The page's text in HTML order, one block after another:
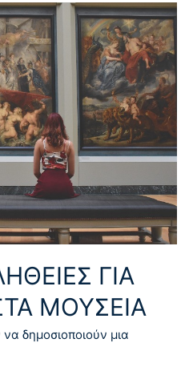
ΓΙΑ
ΜΟΥΣΕΙΑ
δημοσιοποιούν μια